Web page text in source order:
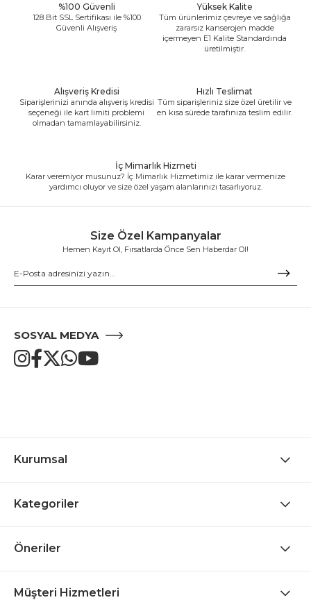
%100 Güvenli
128 Bit SSL Sertifikası ile %100
Güvenli Alışveriş
Yüksek Kalite
Tüm ürünlerimiz çevreye ve sağlığa
zararsız kanserojen madde
içermeyen E1 Kalite Standardında
üretilmiştir.
Alışveriş Kredisi
Siparişlerinizi anında alışveriş kredisi
seçeneği ile kart limiti problemi
olmadan tamamlayabilirsiniz.
Hızlı Teslimat
Tüm siparişleriniz size özel üretilir ve
en kısa sürede tarafınıza teslim edilir.
İç Mimarlık Hizmeti
Karar veremiyor musunuz? İç Mimarlık Hizmetimiz ile karar vermenize
yardımcı oluyor ve size özel yaşam alanlarınızı tasarlıyoruz.
Size Özel Kampanyalar
Hemen Kayıt Ol, Fırsatlarda Önce Sen Haberdar Ol!
SOSYAL MEDYA
Kurumsal
Kategoriler
Öneriler
Müşteri Hizmetleri